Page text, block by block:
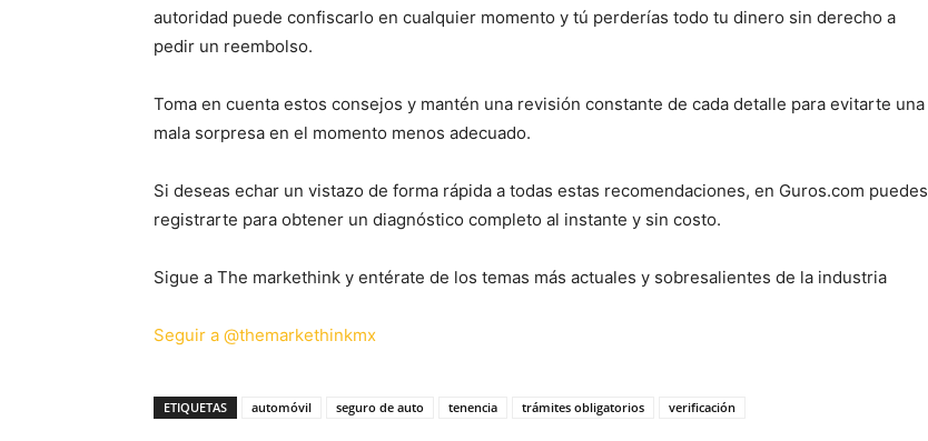
autoridad puede confiscarlo en cualquier momento y tú perderías todo tu dinero sin derecho a
pedir un reembolso.
Toma en cuenta estos consejos y mantén una revisión constante de cada detalle para evitarte una
mala sorpresa en el momento menos adecuado.
Si deseas echar un vistazo de forma rápida a todas estas recomendaciones, en Guros.com puedes
registrarte para obtener un diagnóstico completo al instante y sin costo.
Sigue a The markethink y entérate de los temas más actuales y sobresalientes de la industria
Seguir a @themarkethinkmx
ETIQUETAS automóvil seguro de auto tenencia trámites obligatorios verificación